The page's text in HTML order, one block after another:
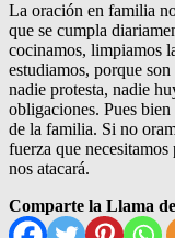
La oración en familia
que se cumpla
cocinamos, limpiamos
estudiamos, porque
nadie protesta, nadie
obligaciones. Pues
de la familia. Si no
fuerza que
nos atacará.
Comparte la Llama